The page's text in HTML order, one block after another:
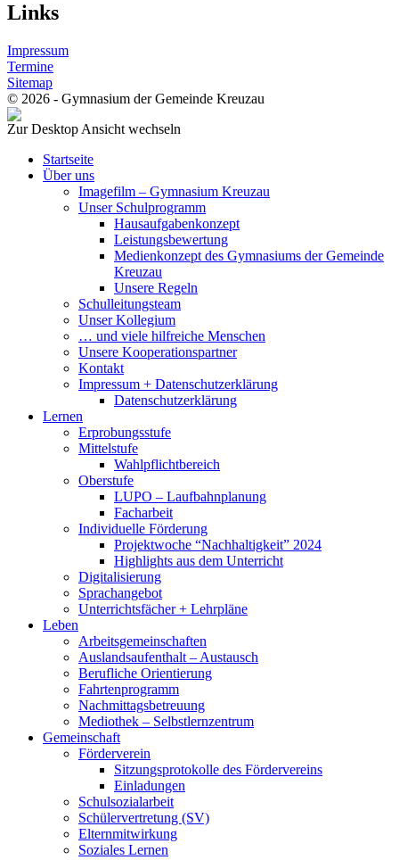
Links
Impressum
Termine
Sitemap
© 2026 - Gymnasium der Gemeinde Kreuzau
Zur Desktop Ansicht wechseln
Startseite
Über uns
Imagefilm – Gymnasium Kreuzau
Unser Schulprogramm
Hausaufgabenkonzept
Leistungsbewertung
Medienkonzept des Gymnasiums der Gemeinde
Kreuzau
Unsere Regeln
Schulleitungsteam
Unser Kollegium
… und viele hilfreiche Menschen
Unsere Kooperationspartner
Kontakt
Impressum + Datenschutzerklärung
Datenschutzerklärung
Lernen
Erprobungsstufe
Mittelstufe
Wahlpflichtbereich
Oberstufe
LUPO – Laufbahnplanung
Facharbeit
Individuelle Förderung
Projektwoche “Nachhaltigkeit” 2024
Highlights aus dem Unterricht
Digitalisierung
Sprachangebot
Unterrichtsfächer + Lehrpläne
Leben
Arbeitsgemeinschaften
Auslandsaufenthalt – Austausch
Berufliche Orientierung
Fahrtenprogramm
Nachmittagsbetreuung
Mediothek – Selbstlernzentrum
Gemeinschaft
Förderverein
Sitzungsprotokolle des Fördervereins
Einladungen
Schulsozialarbeit
Schülervertretung (SV)
Elternmitwirkung
Soziales Lernen